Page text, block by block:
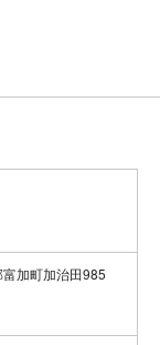
加町加治田985